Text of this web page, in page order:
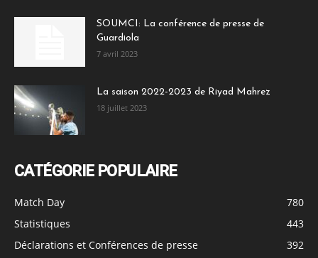
SOUMCI: La conférence de presse de
Guardiola
7 avril 2023
La saison 2022-2023 de Riyad Mahrez
18 juillet 2023
CATÉGORIE POPULAIRE
Match Day
780
Statistiques
443
Déclarations et Conférences de presse
392